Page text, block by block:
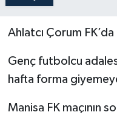
Ahlatcı Çorum
Genç futbolcu
hafta forma
Manisa FK maçının